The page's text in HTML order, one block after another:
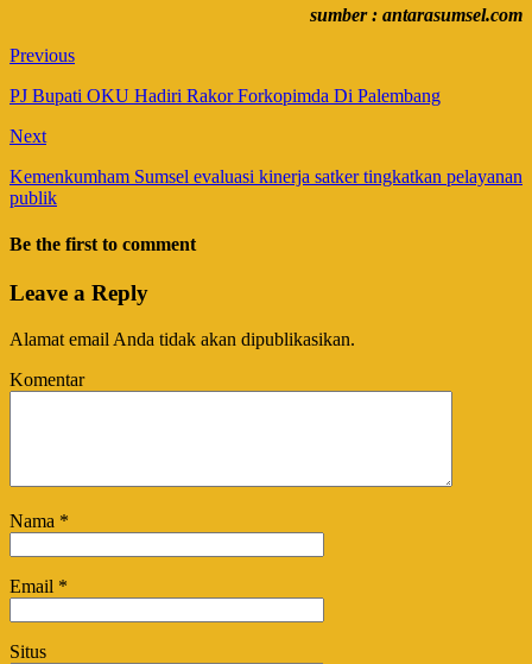
sumber : antarasumsel.com
Previous
PJ Bupati OKU Hadiri Rakor Forkopimda Di Palembang
Next
Kemenkumham Sumsel evaluasi kinerja satker tingkatkan pelayanan
publik
Be the first to comment
Leave a Reply
Alamat email Anda tidak akan dipublikasikan.
Komentar
Nama *
Email *
Situs